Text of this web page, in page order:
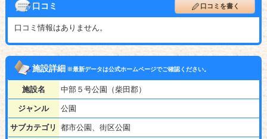
口コミ 口コミを書く
口コミ情報はありません。
施設詳細※最新データは公式ホームページでご確認ください。
施設名 中部５号公園（柴田郡）
ジャンル 公園
サブカテゴリ 都市公園、街区公園